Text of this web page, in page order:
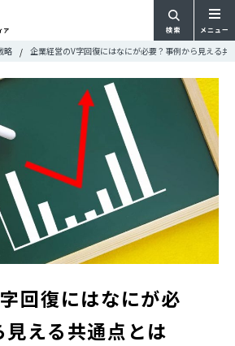
ア 検索 メニュー
略 企業経営のV字回復にはなにが必要？事例から見える共
回復にはなにが必
える共通点とは